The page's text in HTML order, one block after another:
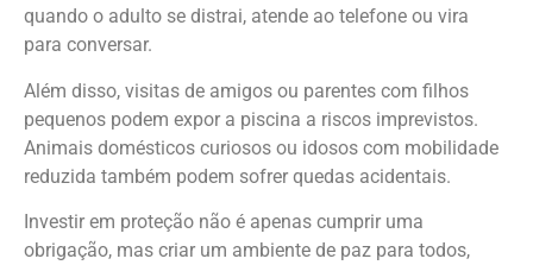
quando o adulto se distrai, atende ao telefone ou vira
para conversar.
Além disso, visitas de amigos ou parentes com filhos
pequenos podem expor a piscina a riscos imprevistos.
Animais domésticos curiosos ou idosos com mobilidade
reduzida também podem sofrer quedas acidentais.
Investir em proteção não é apenas cumprir uma
obrigação, mas criar um ambiente de paz para todos,